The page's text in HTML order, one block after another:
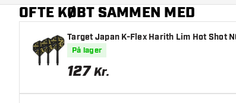
Hovedfarve
OFTE KØBT SAMMEN MED
Target Japan K-Flex Harith Lim Hot Shot
På lager
127 Kr.